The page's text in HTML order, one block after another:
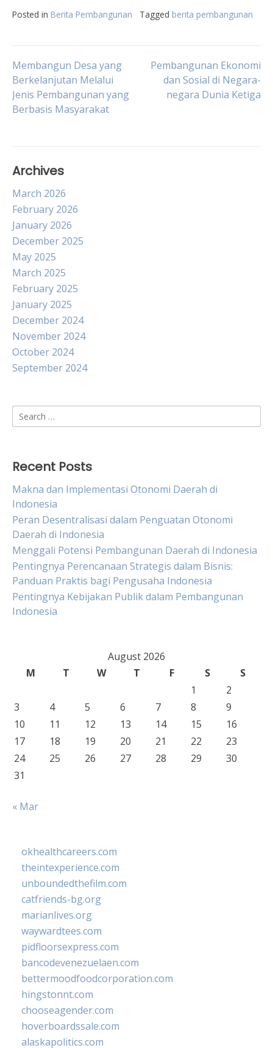
Posted in Berita Pembangunan Tagged berita pembangunan
Post
navigation
Membangun Desa yang
Berkelanjutan Melalui
Jenis Pembangunan yang
Berbasis Masyarakat
Pembangunan Ekonomi
dan Sosial di Negara-
negara Dunia Ketiga
Archives
March 2026
February 2026
January 2026
December 2025
May 2025
March 2025
February 2025
January 2025
December 2024
November 2024
October 2024
September 2024
Search
for:
Recent Posts
Makna dan Implementasi Otonomi Daerah di
Indonesia
Peran Desentralisasi dalam Penguatan Otonomi
Daerah di Indonesia
Menggali Potensi Pembangunan Daerah di Indonesia
Pentingnya Perencanaan Strategis dalam Bisnis:
Panduan Praktis bagi Pengusaha Indonesia
Pentingnya Kebijakan Publik dalam Pembangunan
Indonesia
August 2026
M
T W T F S
S
1
2
3
4 5 6 7 8
9
10
11 12 13 14 15
16
17
18 19 20 21 22
23
24
25 26 27 28 29
30
31
« Mar
okhealthcareers.com
theintexperience.com
unboundedthefilm.com
catfriends-bg.org
marianlives.org
waywardtees.com
pidfloorsexpress.com
bancodevenezuelaen.com
bettermoodfoodcorporation.com
hingstonnt.com
chooseagender.com
hoverboardssale.com
alaskapolitics.com